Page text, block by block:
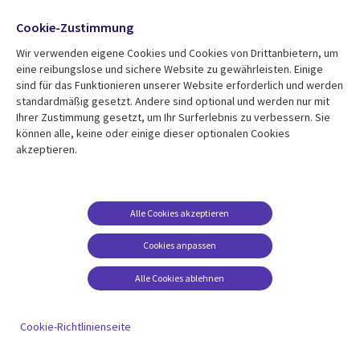
Mediathek
Library
GERMANY
Aktuelles
Rechtliches
Beschwerden/Hinweise
Compliance
Datenschutz
Impressum
Folgen Sie uns
Social
Media
GERMANY
Cookie-Zustimmung
Wir verwenden eigene Cookies und Cookies von Drittanbietern, um
eine reibungslose und sichere Website zu gewährleisten. Einige
sind für das Funktionieren unserer Website erforderlich und werden
standardmäßig gesetzt. Andere sind optional und werden nur mit
Ihrer Zustimmung gesetzt, um Ihr Surferlebnis zu verbessern. Sie
können alle, keine oder einige dieser optionalen Cookies
akzeptieren.
Cookies anpassen
Alle Cookies akzeptieren
Alle Cookies ablehnen
Cookie-Richtlinienseite